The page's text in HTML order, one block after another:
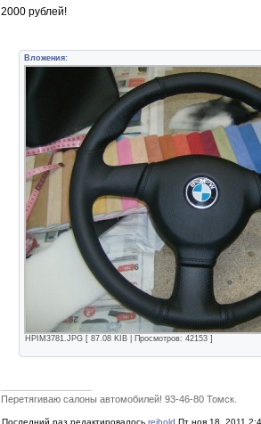
2000 рублей!
Вложения:
HPIM3781.JPG [ 87.08 KIB | Просмотров: 42153 ]
Перетягиваю салоны автомобилей! 93-46-80 Томск.
Последний раз редактировалось reihold Пт ноя 18, 2011